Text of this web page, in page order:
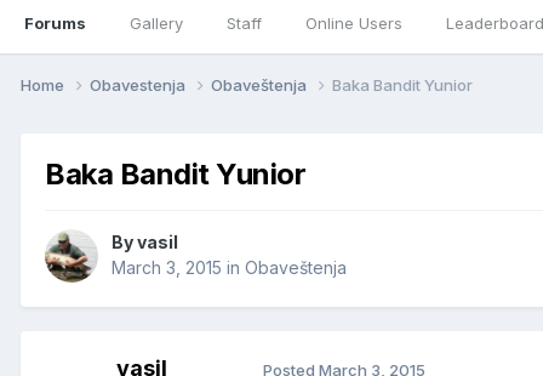
Forums Gallery Staff Online Users Leaderboard
Home Obavestenja Obaveštenja Baka Bandit Yunior
Baka Bandit Yunior
Byvasil
March 3, 2015 in Obaveštenja
vasil Posted March 3, 2015